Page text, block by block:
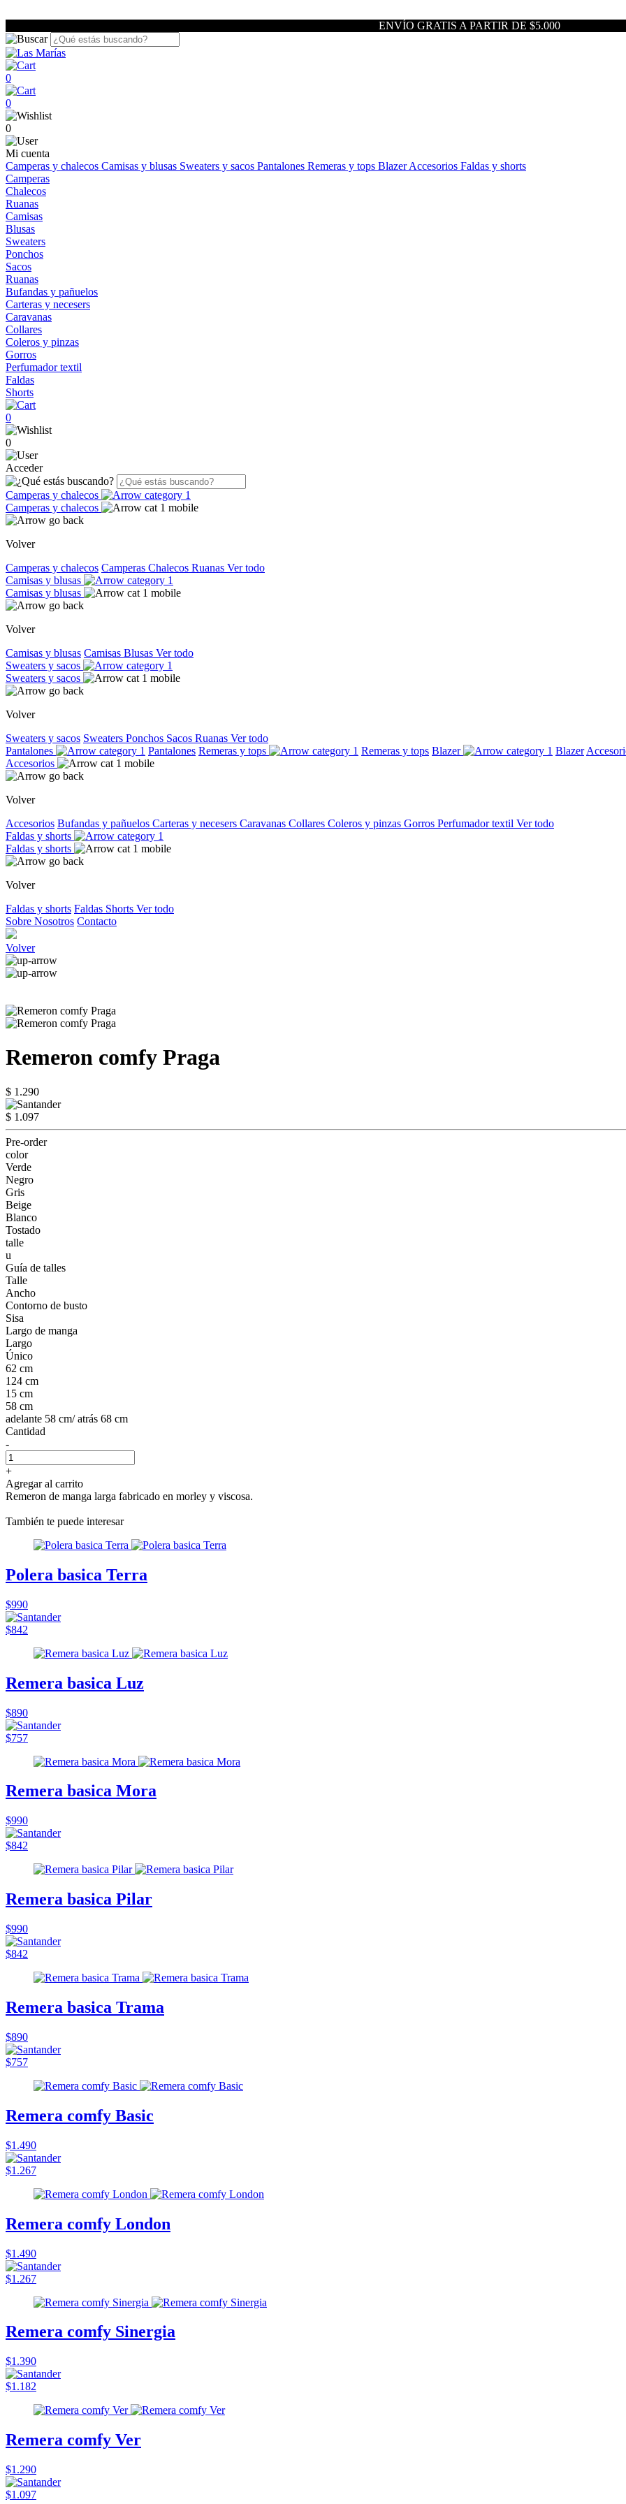
ENVÍO GRATIS A PARTIR DE $5.000
0
0
0
Mi cuenta
Camperas y chalecos Camisas y blusas Sweaters y sacos Pantalones Remeras y tops BlazerAccesorios Faldas y shorts
Camperas
Chalecos
Ruanas
Camisas
Blusas
Sweaters
Ponchos
Sacos
Ruanas
Bufandas y pañuelos
Carteras y necesers
Caravanas
Collares
Coleros y pinzas
Gorros
Perfumador textil
Faldas
Shorts
0
0
Acceder
Camperas y chalecos
Camperas y chalecos
Volver
Camperas y chalecos Camperas Chalecos Ruanas Ver todo
Camisas y blusas
Camisas y blusas
Volver
Camisas y blusas Camisas Blusas Ver todo
Sweaters y sacos
Sweaters y sacos
Volver
Sweaters y sacos Sweaters Ponchos Sacos Ruanas Ver todo
Pantalones
Pantalones Remeras y tops Remeras y tops Blazer Blazer
Accesorios
Volver
Accesorios Bufandas y pañuelos Carteras y necesers Caravanas Collares Coleros y pinzas Gorros Perfumador textil Ver todo
Faldas y shorts
Faldas y shorts
Volver
Faldas y shorts Faldas Shorts Ver todo
Sobre Nosotros Contacto
Volver
Remeron comfy Praga
$ 1.290
$ 1.097
Pre-order
color
Verde
Negro
Gris
Beige
Blanco
Tostado
talle
u
Guía de talles
Talle
Ancho
Contorno de busto
Sisa
Largo de manga
Largo
Único
62 cm
124 cm
15 cm
58 cm
adelante 58 cm/ atrás 68 cm
Cantidad
-
+
Agregar al carrito
Remeron de manga larga fabricado en morley y viscosa.
También te puede interesar
Polera basica Terra
$990
$842
Remera basica Luz
$890
$757
Remera basica Mora
$990
$842
Remera basica Pilar
$990
$842
Remera basica Trama
$890
$757
Remera comfy Basic
$1.490
$1.267
Remera comfy London
$1.490
$1.267
Remera comfy Sinergia
$1.390
$1.182
Remera comfy Ver
$1.290
$1.097